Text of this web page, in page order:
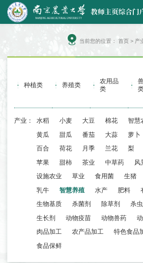
当前您的位置： 首页 > 产
种植类 养殖类
农用品
类
产业： 水稻 小麦 大豆 棉花 智慧
黄瓜 甜瓜 番茄 大蒜 萝卜
百合 荷花 月季 兰花 梨
苹果 甜柿 茶业 中草药 风
设施农业 草业 食用菌 生猪
乳牛 智慧养殖 水产 肥料
生物基质 杀菌剂 除草剂 杀
生长剂 动物疫苗 动物兽药
肉品加工 农产品加工 特色食品
食品保鲜